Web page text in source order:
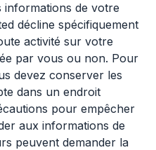
de votre
décline spécifiquement
activité sur votre
par vous ou non. Pour
devez conserver les
dans un endroit
pour empêcher
aux informations de
peuvent demander la